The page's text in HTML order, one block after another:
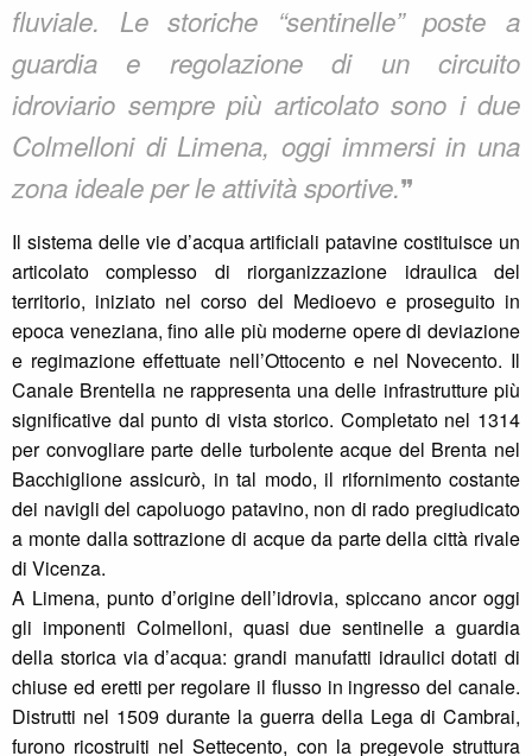
fluviale. Le storiche “sentinelle” poste a
guardia e regolazione di un circuito
idroviario sempre più articolato sono i due
Colmelloni di Limena, oggi immersi in una
zona ideale per le attività sportive.❞
Il sistema delle vie d’acqua artificiali patavine costituisce un
articolato complesso di riorganizzazione idraulica del
territorio, iniziato nel corso del Medioevo e proseguito in
epoca veneziana, fino alle più moderne opere di deviazione
e regimazione effettuate nell’Ottocento e nel Novecento. Il
Canale Brentella ne rappresenta una delle infrastrutture più
significative dal punto di vista storico. Completato nel 1314
per convogliare parte delle turbolente acque del Brenta nel
Bacchiglione assicurò, in tal modo, il rifornimento costante
dei navigli del capoluogo patavino, non di rado pregiudicato
a monte dalla sottrazione di acque da parte della città rivale
di Vicenza.
A Limena, punto d’origine dell’idrovia, spiccano ancor oggi
gli imponenti Colmelloni, quasi due sentinelle a guardia
della storica via d’acqua: grandi manufatti idraulici dotati di
chiuse ed eretti per regolare il flusso in ingresso del canale.
Distrutti nel 1509 durante la guerra della Lega di Cambrai,
furono ricostruiti nel Settecento, con la pregevole struttura